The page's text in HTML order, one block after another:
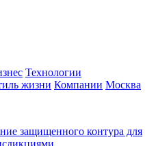
Технологии
жизни Компании Москва
защищенного контура для